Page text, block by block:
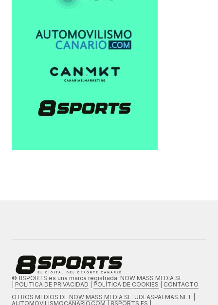
© 8SPORTS es una marca registrada. NOW MASS MEDIA SL
POLÍTICA DE PRIVACIDAD POLÍTICA DE COOKIES
CONTACTO
OTROS MEDIOS DE NOW MASS MEDIA SL: UDLASPALMAS.NET |
AUTOMOVILISMOCANARIO.COM | 8SPORTS.ES |